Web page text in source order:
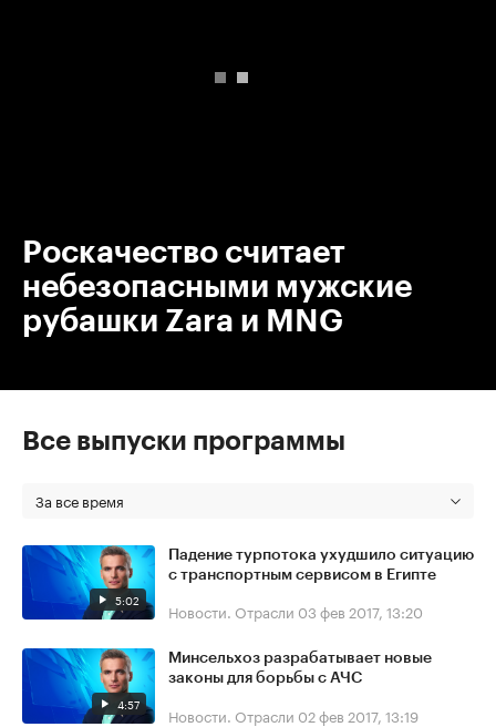
Роскачество считает
небезопасными мужские
рубашки Zara и MNG
Все выпуски программы
За все время
5:02
Падение турпотока ухудшило ситуацию
с транспортным сервисом в Египте
Новости. Отрасли 03 фев 2017, 13:20
4:57
Минсельхоз разрабатывает новые
законы для борьбы с АЧС
Новости. Отрасли 02 фев 2017, 13:19